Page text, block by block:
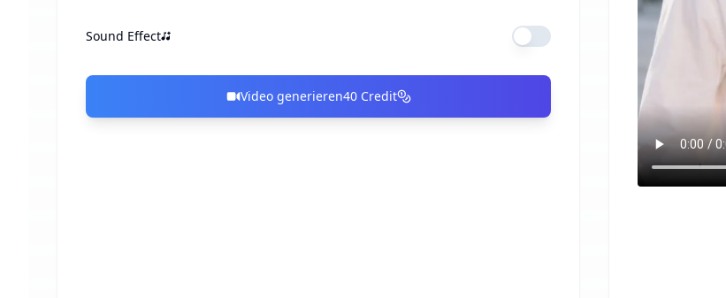
Sound Effect
Video generieren40Credit